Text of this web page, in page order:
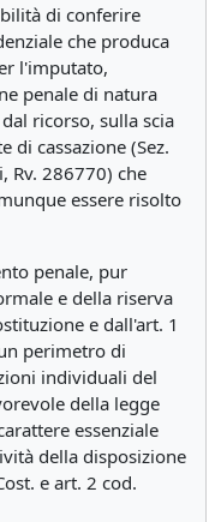
di conferire
che produca
l'imputato,
penale di natura
ricorso, sulla scia
di cassazione (Sez.
Rv. 286770) che
essere risolto
penale, pur
e della riserva
e dall'art. 1
perimetro di
individuali del
della legge
essenziale
della disposizione
e art. 2 cod.